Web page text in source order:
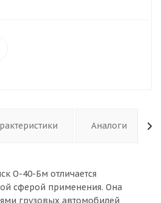
Аналоги
О-40-Бм отличается
сферой применения. Она
грузовых автомобилей